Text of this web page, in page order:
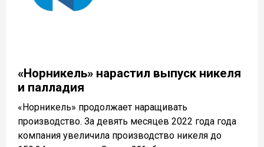
«Норникель» нарастил выпуск никеля
и палладия
«Норникель» продолжает наращивать
производство. За девять месяцев 2022 года года
компания увеличила производство никеля до